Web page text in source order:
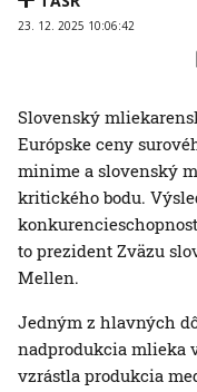
23. 12. 2025 10:06:42
Slovenský
Európske ceny
minime a slovenský
kritického bodu.
to prezident Zväzu
Mellen.
Jedným z hlavných
nadprodukcia mlieka
vzrástla produkcia